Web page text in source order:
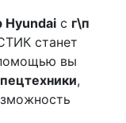
Hyundai с г\п
станет
вы
,